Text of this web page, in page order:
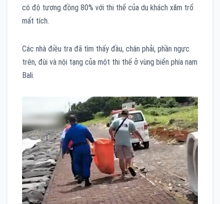
có độ tương đồng 80% với thi thể của du khách xăm trổ
mất tích.
Các nhà điều tra đã tìm thấy đầu, chân phải, phần ngực
trên, đùi và nội tạng của một thi thể ở vùng biển phía nam
Bali.